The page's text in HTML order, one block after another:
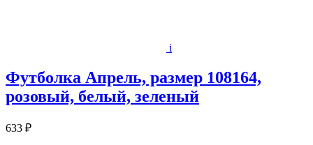
i
Футболка Апрель, размер 108164,
розовый, белый, зеленый
633 ₽